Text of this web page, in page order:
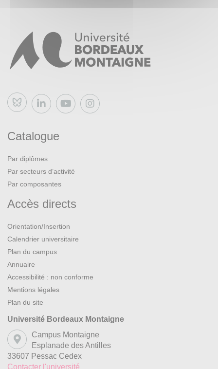
Bluesky
Catalogue
Par diplômes
Par secteurs d’activité
Par composantes
Accès directs
Orientation/Insertion
Calendrier universitaire
Plan du campus
Annuaire
Accessibilité : non conforme
Mentions légales
Plan du site
Université Bordeaux Montaigne
Campus Montaigne
Esplanade des Antilles
33607 Pessac Cedex
Contacter l'université